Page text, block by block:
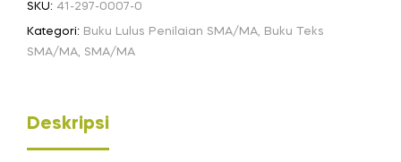
SKU: 41-297-0007-0
Kategori: Buku Lulus Penilaian SMA/MA, Buku Teks
SMA/MA, SMA/MA
Deskripsi